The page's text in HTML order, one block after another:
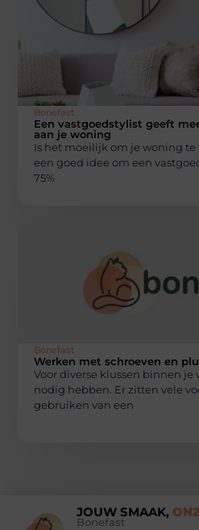
Bonefast
Een vastgoedstylist geeft
aan je woning
Is het moeilijk om je woning te
een goed idee om een
75%
Bonefast
Werken met schroeven en
Voor diverse klussen binnen je
nodig hebben. Er zitten vele
gebruiken van een
JOUW SMAAK,
Bonefast